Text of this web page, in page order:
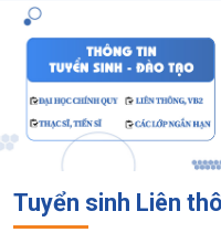
Tuyển sinh Liên